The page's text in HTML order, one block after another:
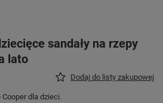
sandały na rzepy
lato
Dodaj do listy zakupowej
dla dzieci.